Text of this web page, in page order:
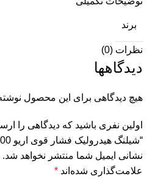
برند
نظرات (0)
دیدگاهها
هیچ دیدگاهی برای این محصول
اولین نفری باشید که دیدگاهی را
“شیلنگ هیدرولیک فشار قوی اریو Z300”
نشانی ایمیل شما منتشر نخواهد شد.
علامت‌گذاری شده‌اند *